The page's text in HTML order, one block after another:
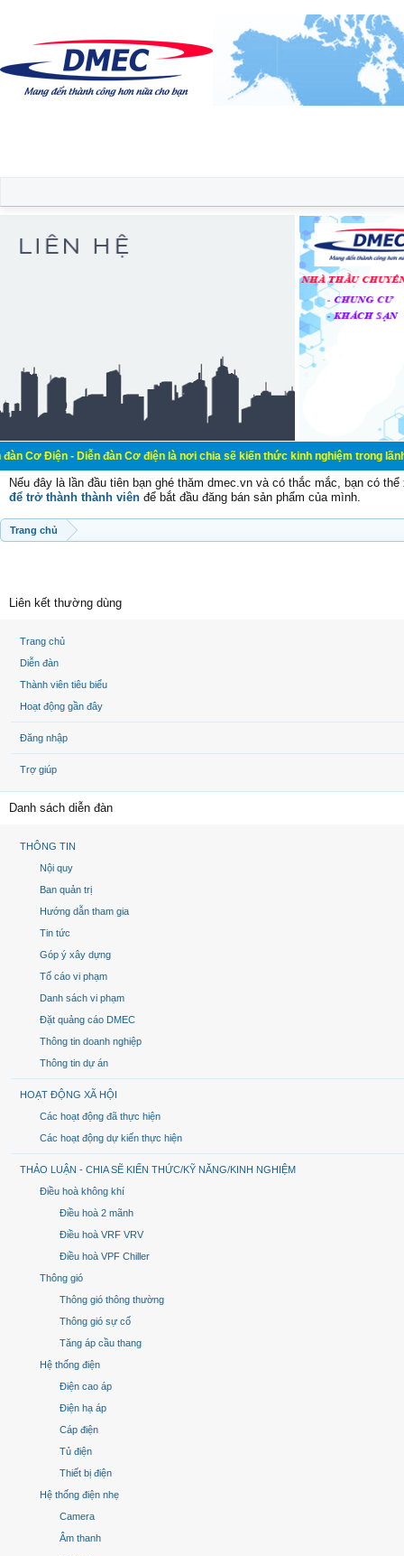
- Diễn đàn Cơ điện là nơi chia sẽ kiến thức kinh nghiệm trong lãnh vực cơ
Nếu đây là lần đầu tiên bạn ghé thăm dmec.vn và có thắc mắc, bạn có
để trở thành thành viên để bắt đầu đăng bán sản phẩm của mình.
Trang chủ
Liên kết thường dùng
Trang chủ
Diễn đàn
Thành viên tiêu biểu
Hoạt động gần đây
Đăng nhập
Trợ giúp
Danh sách diễn đàn
THÔNG TIN
Nội quy
Ban quản trị
Hướng dẫn tham gia
Tin tức
Góp ý xây dựng
Tố cáo vi phạm
Danh sách vi phạm
Đặt quảng cáo DMEC
Thông tin doanh nghiệp
Thông tin dự án
HOẠT ĐỘNG XÃ HỘI
Các hoạt động đã thực hiện
Các hoạt động dự kiến thực hiện
THẢO LUẬN - CHIA SẼ KIẾN THỨC/KỸ NĂNG/KINH NGHIỆM
Điều hoà không khí
Điều hoà 2 mãnh
Điều hoà VRF VRV
Điều hoà VPF Chiller
Thông gió
Thông gió thông thường
Thông gió sự cố
Tăng áp cầu thang
Hệ thống điện
Điện cao áp
Điện hạ áp
Cáp điện
Tủ điện
Thiết bị điện
Hệ thống điện nhẹ
Camera
Âm thanh